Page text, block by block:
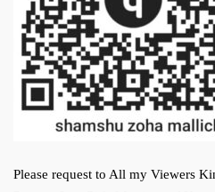
Please request to All my Viewers